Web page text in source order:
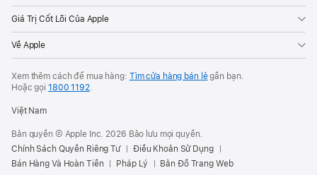
Giá Trị Cốt Lõi Của Apple
Về Apple
Xem thêm cách để mua hàng: Tìm cửa hàng bán lẻgần bạn.
Hoặc gọi 1800 1192.
Việt Nam
Bản quyền © Apple Inc. 2026 Bảo lưu mọi quyền.
Chính Sách Quyền Riêng Tư
Điều Khoản Sử Dụng
Bán Hàng Và Hoàn Tiền
Pháp Lý Bản Đồ Trang Web